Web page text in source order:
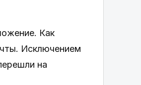
Как
Исключением
на